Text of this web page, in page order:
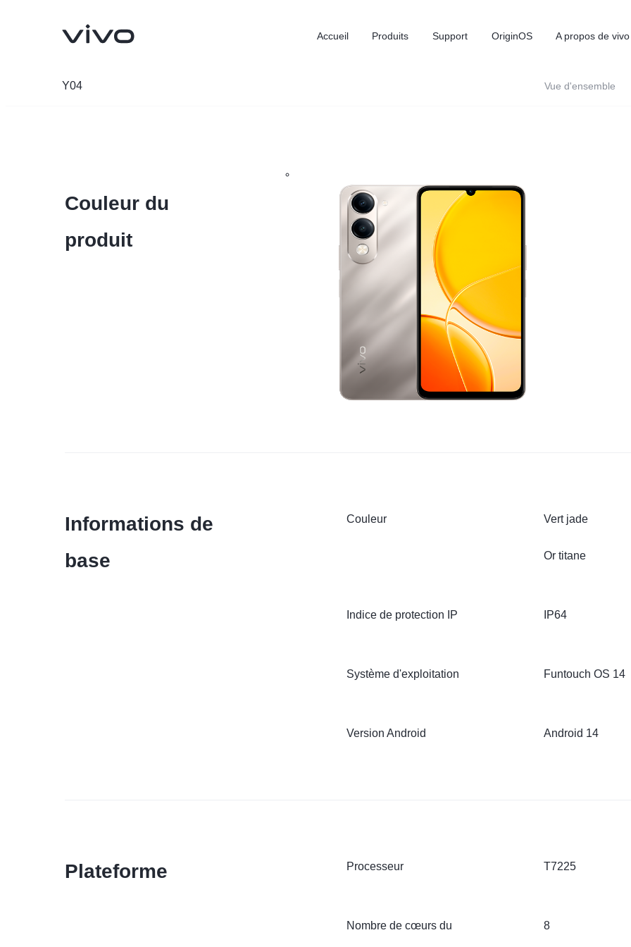
Accueil Produits Support OriginOS A propos de vivo
Y05 Y31d
Y04 Vue d'ensemble
Couleur du
produit
Informations de
base
Couleur Vert jade
Or titane
Indice de protection IP IP64
Système d'exploitation Funtouch OS 14
Version Android Android 14
Plateforme Processeur T7225
Nombre de cœurs du 8